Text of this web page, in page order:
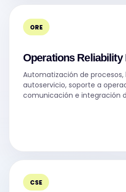
ORE
Operations Reliability
Automatización de
autoservicio, soporte a
comunicación e integración
CSE